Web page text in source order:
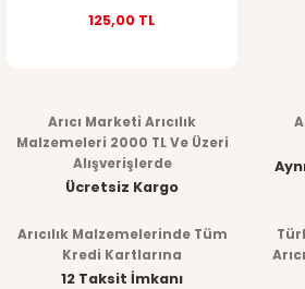
125,00 TL
Arıcı Marketi Arıcılık
Malzemeleri 2000 TL Ve Üzeri
Alışverişlerde
Ücretsiz Kargo
Arıcılık Malzemelerinde Tüm
Kredi Kartlarına
12 Taksit İmkanı